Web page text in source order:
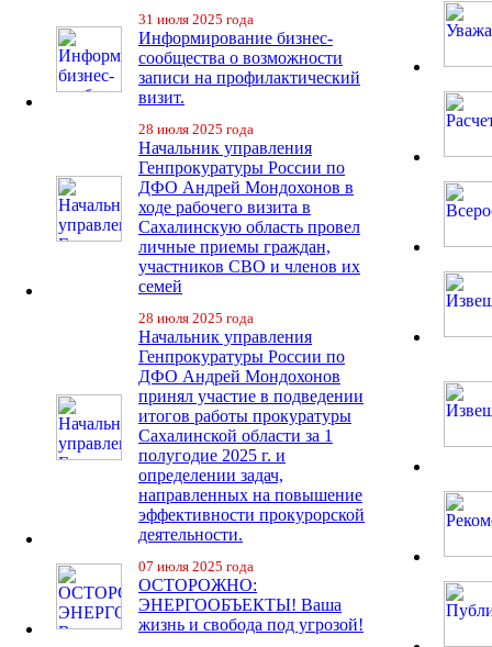
31 июля 2025 года
Информирование бизнес-
сообщества о возможности
записи на профилактический
визит.
28 июля 2025 года
Начальник управления
Генпрокуратуры России по
ДФО Андрей Мондохонов в
ходе рабочего визита в
Сахалинскую область провел
личные приемы граждан,
участников СВО и членов их
семей
28 июля 2025 года
Начальник управления
Генпрокуратуры России по
ДФО Андрей Мондохонов
принял участие в подведении
итогов работы прокуратуры
Сахалинской области за 1
полугодие 2025 г. и
определении задач,
направленных на повышение
эффективности прокурорской
деятельности.
07 июля 2025 года
ОСТОРОЖНО:
ЭНЕРГООБЪЕКТЫ! Ваша
жизнь и свобода под угрозой!